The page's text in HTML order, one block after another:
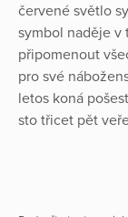
červené světlo
symbol naděje v
připomenout
pro své
letos koná
sto třicet pět